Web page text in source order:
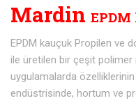
Mardin
EPDM kauçuk Propilen ve
ile üretilen bir çeşit polimer
uygulamalarda
endüstrisinde, hortum ve